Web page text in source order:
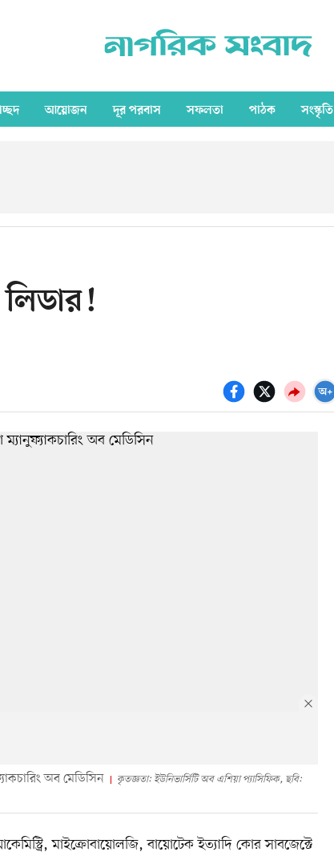
আয়োজন দূর পরবাস সফলতা পাঠক সংস্কৃতি
লিডার!
অব মেডিসিন
কৃতজ্ঞতা: ইউনিভার্সিটি অব এশিয়া প্যাসিফিক, ছবি:
মাইক্রোবায়োলজি, বায়োটেক ইত্যাদি কোর সাবজেক্টে